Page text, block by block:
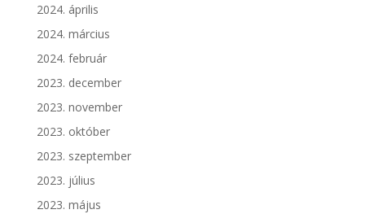
2024. április
2024. március
2024. február
2023. december
2023. november
2023. október
2023. szeptember
2023. július
2023. május